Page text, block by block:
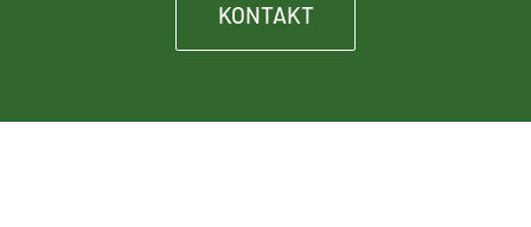
KONTAKT